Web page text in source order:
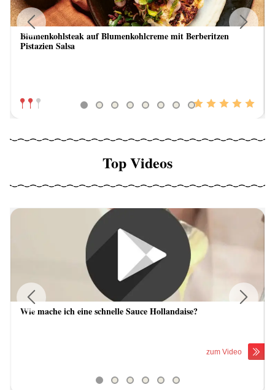
Blumenkohlsteak auf Blumenkohlcreme mit Berberitzen
Pistazien Salsa Next
Previous
Top Videos
Wie mache ich eine schnelle Sauce Hollandaise?
zum Video
Previous